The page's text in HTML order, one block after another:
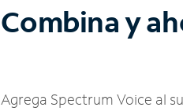
Combina y
Agrega Spectrum Voice al